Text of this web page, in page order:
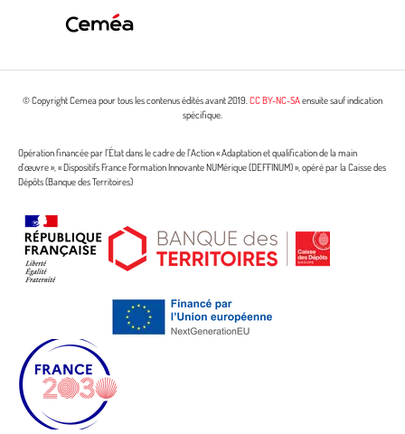
© Copyright Cemea pour tous les contenus édités avant 2019.CC BY-NC-SAensuite sauf indication
spécifique.
Opération financée par l’État dans le cadre de l’Action « Adaptation et qualification de la main
d’œuvre », « Dispositifs France Formation Innovante NUMérique (DEFFINUM) », opéré par la Caisse des
Dépôts (Banque des Territoires)